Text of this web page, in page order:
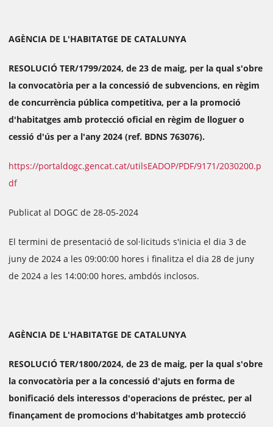
AGÈNCIA DE L'HABITATGE DE CATALUNYA
RESOLUCIÓ TER/1799/2024, de 23 de maig, per la qual s'obre
la convocatòria per a la concessió de subvencions, en règim
de concurrència pública competitiva, per a la promoció
d'habitatges amb protecció oficial en règim de lloguer o
cessió d'ús per a l'any 2024 (ref. BDNS 763076).
https://portaldogc.gencat.cat/utilsEADOP/PDF/9171/2030200.p
df
Publicat al DOGC de 28-05-2024
El termini de presentació de sol·licituds s'inicia el dia 3 de
juny de 2024 a les 09:00:00 hores i finalitza el dia 28 de juny
de 2024 a les 14:00:00 hores, ambdós inclosos.
AGÈNCIA DE L'HABITATGE DE CATALUNYA
RESOLUCIÓ TER/1800/2024, de 23 de maig, per la qual s'obre
la convocatòria per a la concessió d'ajuts en forma de
bonificació dels interessos d'operacions de préstec, per al
finançament de promocions d'habitatges amb protecció